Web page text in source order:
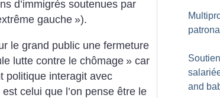
d’immigrés soutenues par
gauche »).
le grand public une fermeture
lutte contre le chômage » car
politique interagit avec
celui que l’on pense être le
and